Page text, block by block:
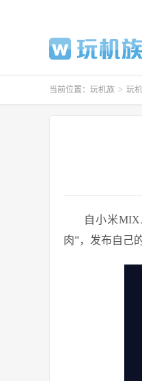
当前位置： 玩机族 > 玩
自小米
肉”，发布自己